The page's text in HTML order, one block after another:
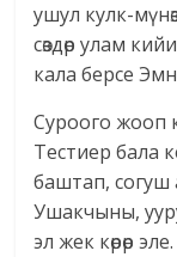
ушул кулк-
сөздөр улам
кала берсе
Суроого жооп
Тестиер бала
баштап, согуш
Ушакчыны,
эл жек көрөр